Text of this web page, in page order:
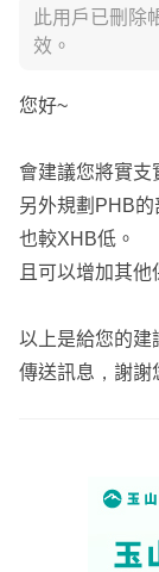
保險公司也是看
買保險重點是
外溢保單
要持續健康行為
與其看一個不確
先選擇費率比較
確定好還有預算
終身型繳費滿期
而不談！
但是我相信沒
此用戶已刪除
效。
您好~
會建議您將實支
另外規劃PHB
也較XHB低。
且可以增加其
以上是給您的建
傳送訊息，謝謝